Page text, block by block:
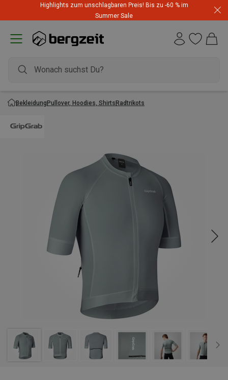
Highlights zum unschlagbaren Preis! Bis zu -60 % im
Summer Sale
BekleidungPullover, Hoodies, ShirtsRadtrikots